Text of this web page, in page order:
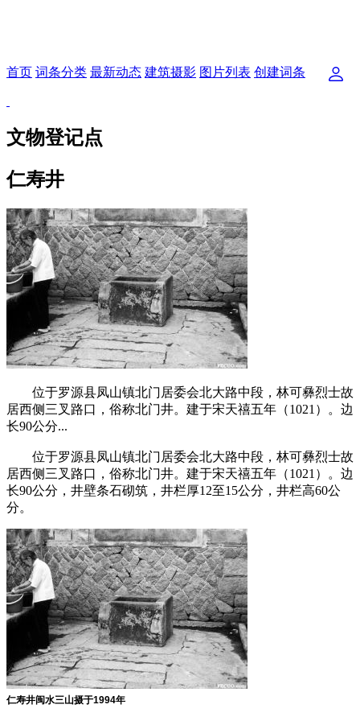
首页 词条分类 最新动态 建筑摄影 图片列表 创建词条
文物登记点
仁寿井
位于罗源县凤山镇北门居委会北大路中段，林可彝烈士故
居西侧三叉路口，俗称北门井。建于宋天禧五年（1021）。边
长90公分...
位于罗源县凤山镇北门居委会北大路中段，林可彝烈士故
居西侧三叉路口，俗称北门井。建于宋天禧五年（1021）。边
长90公分，井壁条石砌筑，井栏厚12至15公分，井栏高60公
分。
仁寿井闽水三山摄于1994年